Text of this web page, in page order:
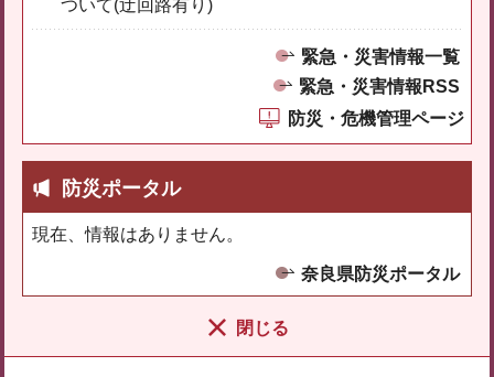
ついて(迂回路有り)
緊急・災害情報一覧
緊急・災害情報RSS
防災・危機管理ページ
防災ポータル
現在、情報はありません。
奈良県防災ポータル
閉じる